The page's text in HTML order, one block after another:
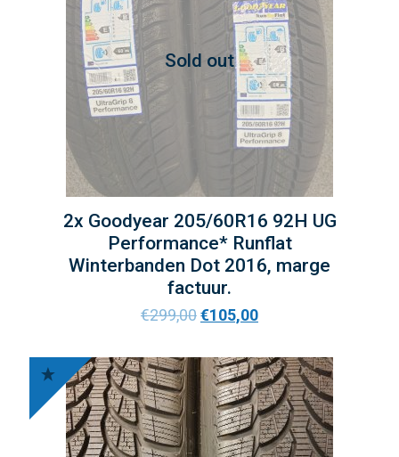
Sold out
2x Goodyear 205/60R16 92H UG
Performance* Runflat
Winterbanden Dot 2016, marge
factuur.
€299,00€105,00